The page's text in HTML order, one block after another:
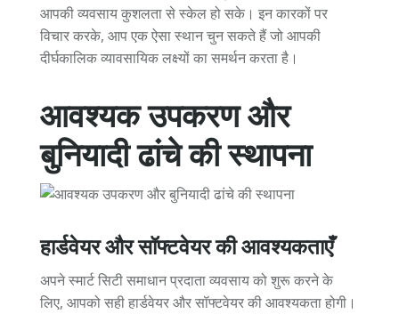
आपकी व्यवसाय कुशलता से स्केल हो सके। इन कारकों पर
विचार करके, आप एक ऐसा स्थान चुन सकते हैं जो आपकी
दीर्घकालिक व्यावसायिक लक्ष्यों का समर्थन करता है।
आवश्यक उपकरण और
बुनियादी ढांचे की स्थापना
हार्डवेयर और सॉफ्टवेयर की आवश्यकताएँ
अपने स्मार्ट सिटी समाधान प्रदाता व्यवसाय को शुरू करने के
लिए, आपको सही हार्डवेयर और सॉफ्टवेयर की आवश्यकता होगी।